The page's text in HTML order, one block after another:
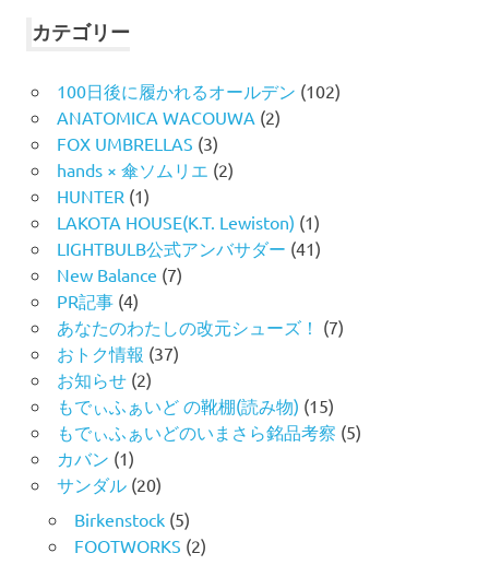
カテゴリー
100日後に履かれるオールデン (102)
ANATOMICA WACOUWA (2)
FOX UMBRELLAS (3)
hands × 傘ソムリエ (2)
HUNTER (1)
LAKOTA HOUSE(K.T. Lewiston) (1)
LIGHTBULB公式アンバサダー (41)
New Balance (7)
PR記事(4)
あなたのわたしの改元シューズ！ (7)
おトク情報 (37)
お知らせ(2)
もでぃふぁいど の靴棚(読み物) (15)
もでぃふぁいどのいまさら銘品考察 (5)
カバン (1)
サンダル(20)
Birkenstock(5)
FOOTWORKS (2)